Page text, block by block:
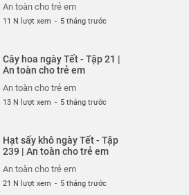
An toàn cho trẻ em
An toàn cho trẻ em
An toàn cho trẻ em
11 N lượt xem - 5 tháng trước
Cây hoa ngày Tết - Tập 21 |
An toàn cho trẻ em
An toàn cho trẻ em
13 N lượt xem - 5 tháng trước
Hạt sấy khô ngày Tết - Tập
239 | An toàn cho trẻ em
An toàn cho trẻ em
21 N lượt xem - 5 tháng trước